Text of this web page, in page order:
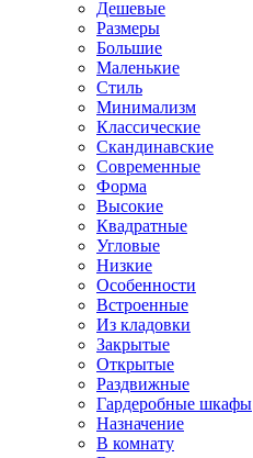
Дешевые
Размеры
Большие
Маленькие
Стиль
Минимализм
Классические
Скандинавские
Современные
Форма
Высокие
Квадратные
Угловые
Низкие
Особенности
Встроенные
Из кладовки
Закрытые
Открытые
Раздвижные
Гардеробные шкафы
Назначение
В комнату